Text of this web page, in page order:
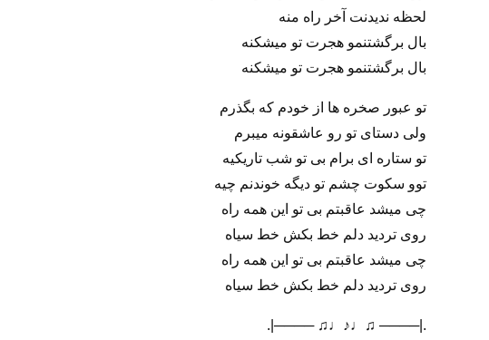
لحظه ندیدنت آخر راه منه
بال برگشتنمو هجرت تو میشکنه
بال برگشتنمو هجرت تو میشکنه
تو عبور صخره‌ ها از خودم که بگذرم
ولی دستای تو رو عاشقونه میبرم
تو ستاره‌ ای برام بی تو شب تاریکیه
توو سکوت چشم تو دیگه خوندنم چیه
چی میشد عاقبتم بی تو این همه راه
روی تردید دلم خط بکش خط سیاه
چی میشد عاقبتم بی تو این همه راه
روی تردید دلم خط بکش خط سیاه
.|──── ♫♩♪♩♫ ────|.